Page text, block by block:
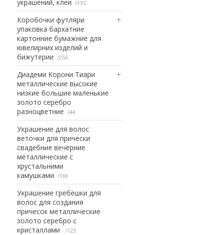
украшений, клеи
135
Коробочки футляри
упаковка бархатние
картонние бумажние для
ювелирних изделий и
бижутерии
256
Диадеми Корони Тиари
металлические высокие
низкие большие маленькие
золото серебро
разноцветние
44
Украшение для волос
веточки для прически
свадебние вечерние
металлические с
хрустальними
камушками
169
Украшение гребешки для
волос для создания
причесок металлические
золото серебро с
кристаллами
123